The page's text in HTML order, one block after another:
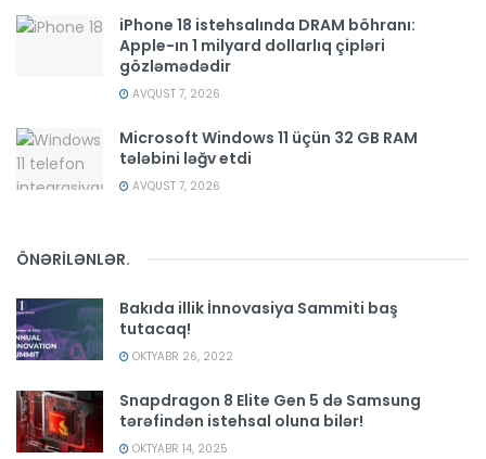
iPhone 18 istehsalında DRAM böhranı:
Apple-ın 1 milyard dollarlıq çipləri
gözləmədədir
AVQUST 7, 2026
Microsoft Windows 11 üçün 32 GB RAM
tələbini ləğv etdi
AVQUST 7, 2026
ÖNƏRİLƏNLƏR.
Bakıda illik İnnovasiya Sammiti baş
tutacaq!
OKTYABR 26, 2022
Snapdragon 8 Elite Gen 5 də Samsung
tərəfindən istehsal oluna bilər!
OKTYABR 14, 2025